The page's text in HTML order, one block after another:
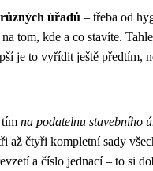
úřadů – třeba od
tom, kde a co stavíte. Tahle
je to vyřídit ještě předtím,
tím na podatelnu stavebního
až čtyři kompletní sady
a číslo jednací – to si